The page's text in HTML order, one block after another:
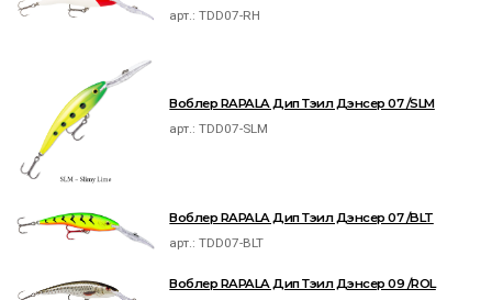
арт.:TDD07-RH
Воблер RAPALA Дип Тэил Дэнсер 07 /SLM
арт.:TDD07-SLM
Воблер RAPALA Дип Тэил Дэнсер 07 /BLT
арт.:TDD07-BLT
Воблер RAPALA Дип Тэил Дэнсер 09 /ROL